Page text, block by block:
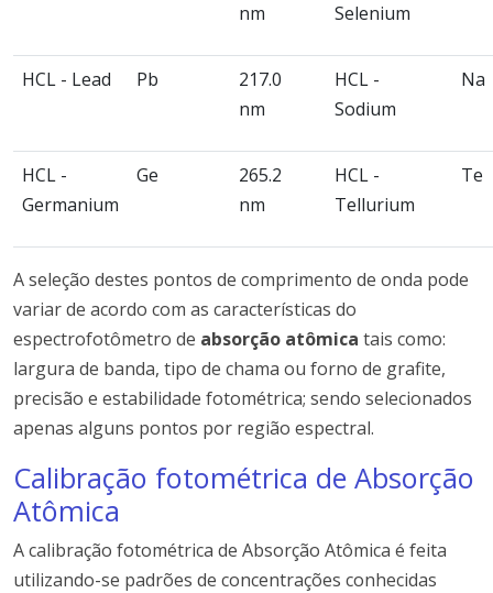
nm
Selenium
HCL - Lead Pb
217.0
nm
HCL -
Sodium
Na
HCL -
Germanium
Ge
265.2
nm
HCL -
Tellurium
Te
A seleção destes pontos de comprimento de onda pode
variar de acordo com as características do
espectrofotômetro de absorção atômica tais como:
largura de banda, tipo de chama ou forno de grafite,
precisão e estabilidade fotométrica; sendo selecionados
apenas alguns pontos por região espectral.
Calibração fotométrica de Absorção
Atômica
A calibração fotométrica de Absorção Atômica é feita
utilizando-se padrões de concentrações conhecidas